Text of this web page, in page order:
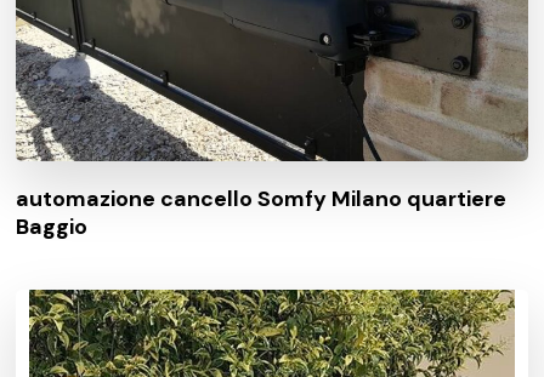
automazione cancello Somfy Milano quartiere
Baggio